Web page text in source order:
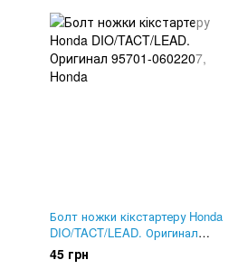
Болт ножки кікстартеру Honda
DIO/TACT/LEAD. Оригинал
95701-0602207
45 грн